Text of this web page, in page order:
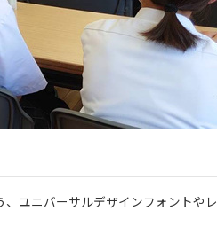
ユニバーサルデザインフォントやレ